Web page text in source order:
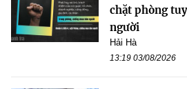
chặt phòng
người
Hải Hà
13:19 03/08/2026